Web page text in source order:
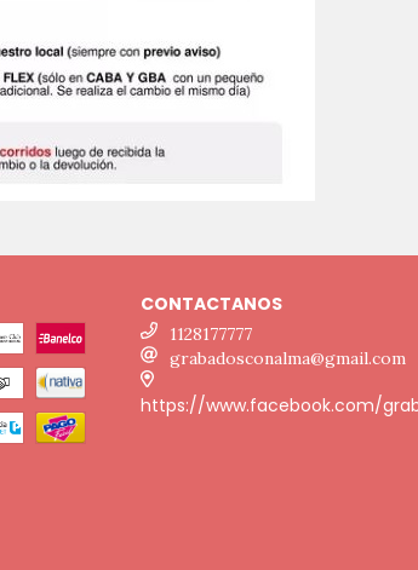
CONTACTANOS
1128177777
grabadosconalma@gmail.com
https://www.facebook.com/